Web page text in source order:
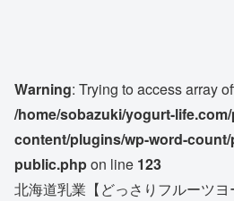
Warning: Trying to access array
/home/sobazuki/yogurt-
content/plugins/wp-word-
public.phpon line 123
北海道乳業【どっさりフルーツ